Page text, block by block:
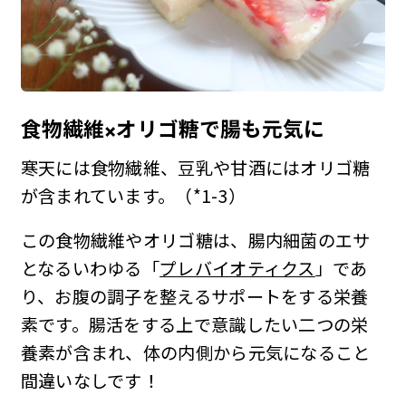
食物繊維×オリゴ糖で腸も元気に
寒天には食物繊維、豆乳や甘酒にはオリゴ糖
が含まれています。（*1-3）
この食物繊維やオリゴ糖は、腸内細菌のエサ
となるいわゆる「プレバイオティクス 」であ
り、お腹の調子を整えるサポートをする栄養
素です。腸活をする上で意識したい二つの栄
養素が含まれ、体の内側から元気になること
間違いなしです！